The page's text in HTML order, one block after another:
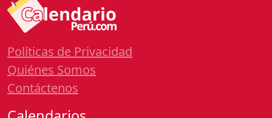
Políticas de Privacidad
Quiénes Somos
Contáctenos